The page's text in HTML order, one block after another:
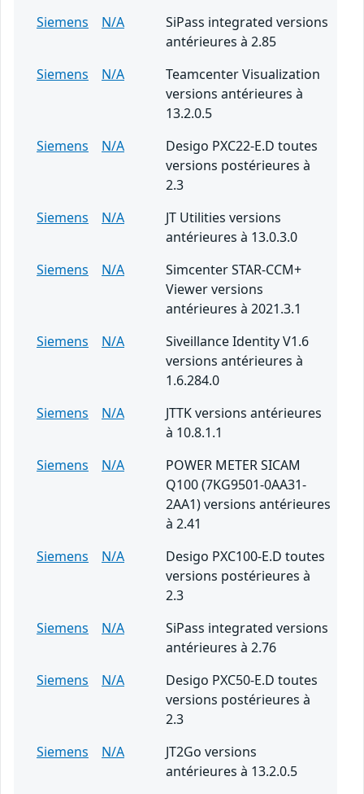
Siemens
N/A
SiPass integrated versions
antérieures à 2.85
Siemens
N/A
Teamcenter Visualization
versions antérieures à
13.2.0.5
Siemens
N/A
Desigo PXC22-E.D toutes
versions postérieures à
2.3
Siemens
N/A
JT Utilities versions
antérieures à 13.0.3.0
Siemens
N/A
Simcenter STAR-CCM+
Viewer versions
antérieures à 2021.3.1
Siemens
N/A
Siveillance Identity V1.6
versions antérieures à
1.6.284.0
Siemens
N/A
JTTK versions antérieures
à 10.8.1.1
Siemens
N/A
POWER METER SICAM
Q100 (7KG9501-0AA31-
2AA1) versions antérieures
à 2.41
Siemens
N/A
Desigo PXC100-E.D toutes
versions postérieures à
2.3
Siemens
N/A
SiPass integrated versions
antérieures à 2.76
Siemens
N/A
Desigo PXC50-E.D toutes
versions postérieures à
2.3
Siemens
N/A
JT2Go versions
antérieures à 13.2.0.5